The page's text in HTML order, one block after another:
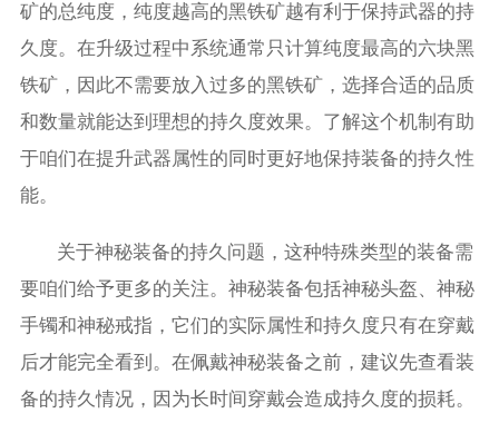
矿的总纯度，纯度越高的黑铁矿越有利于保持武器的持
久度。在升级过程中系统通常只计算纯度最高的六块黑
铁矿，因此不需要放入过多的黑铁矿，选择合适的品质
和数量就能达到理想的持久度效果。了解这个机制有助
于咱们在提升武器属性的同时更好地保持装备的持久性
能。
关于神秘装备的持久问题，这种特殊类型的装备需
要咱们给予更多的关注。神秘装备包括神秘头盔、神秘
手镯和神秘戒指，它们的实际属性和持久度只有在穿戴
后才能完全看到。在佩戴神秘装备之前，建议先查看装
备的持久情况，因为长时间穿戴会造成持久度的损耗。